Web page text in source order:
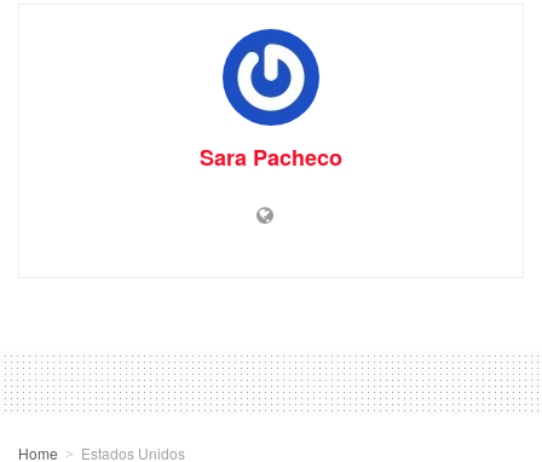
Sara Pacheco
Home Estados Unidos